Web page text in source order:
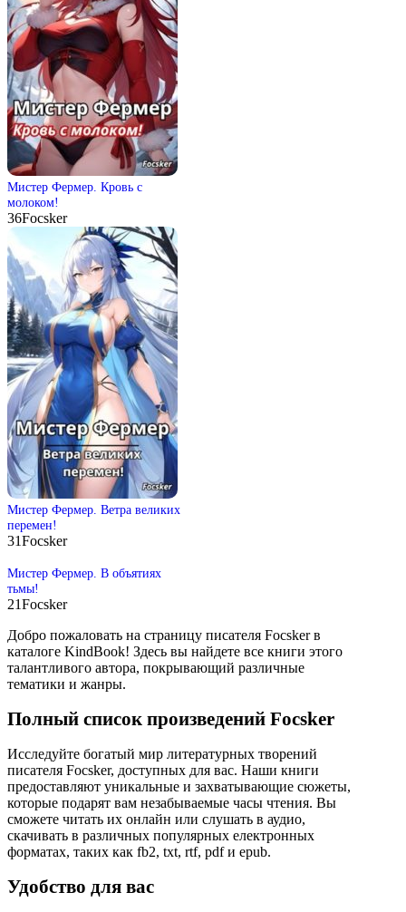
Мистер Фермер. Кровь с
молоком!
36Focsker
Мистер Фермер. Ветра великих
перемен!
31Focsker
Мистер Фермер. В объятиях
тьмы!
21Focsker
Добро пожаловать на страницу писателя Focsker в
каталоге KindBook! Здесь вы найдете все книги этого
талантливого автора, покрывающий различные
тематики и жанры.
Полный список произведений Focsker
Исследуйте богатый мир литературных творений
писателя Focsker, доступных для вас. Наши книги
предоставляют уникальные и захватывающие сюжеты,
которые подарят вам незабываемые часы чтения. Вы
сможете читать их онлайн или слушать в аудио,
скачивать в различных популярных електронных
форматах, таких как fb2, txt, rtf, pdf и epub.
Удобство для вас